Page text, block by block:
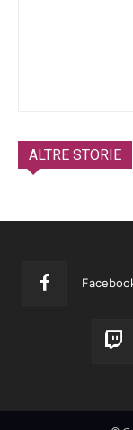
ALTRE STORIE